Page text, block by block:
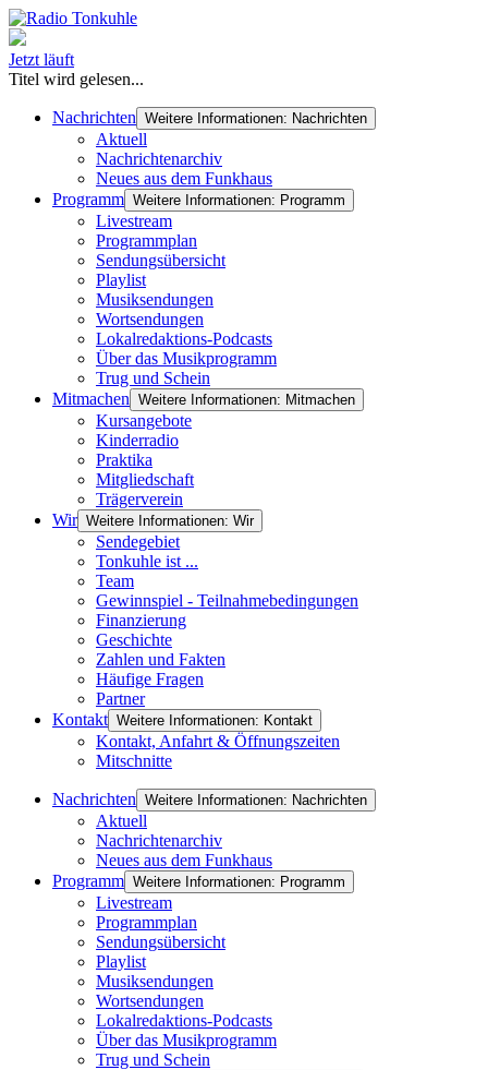
Jetzt läuft
Titel wird gelesen...
Nachrichten Weitere Informationen: Nachrichten
Aktuell
Nachrichtenarchiv
Neues aus dem Funkhaus
Programm Weitere Informationen: Programm
Livestream
Programmplan
Sendungsübersicht
Playlist
Musiksendungen
Wortsendungen
Lokalredaktions-Podcasts
Über das Musikprogramm
Trug und Schein
Mitmachen Weitere Informationen: Mitmachen
Kursangebote
Kinderradio
Praktika
Mitgliedschaft
Trägerverein
Wir Weitere Informationen: Wir
Sendegebiet
Tonkuhle ist ...
Team
Gewinnspiel - Teilnahmebedingungen
Finanzierung
Geschichte
Zahlen und Fakten
Häufige Fragen
Partner
Kontakt Weitere Informationen: Kontakt
Kontakt, Anfahrt & Öffnungszeiten
Mitschnitte
Nachrichten Weitere Informationen: Nachrichten
Aktuell
Nachrichtenarchiv
Neues aus dem Funkhaus
Programm Weitere Informationen: Programm
Livestream
Programmplan
Sendungsübersicht
Playlist
Musiksendungen
Wortsendungen
Lokalredaktions-Podcasts
Über das Musikprogramm
Trug und Schein